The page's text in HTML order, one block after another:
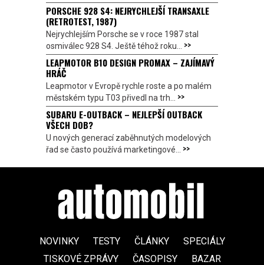
PORSCHE 928 S4: NEJRYCHLEJŠÍ TRANSAXLE
(RETROTEST, 1987)
Nejrychlejším Porsche se v roce 1987 stal
osmiválec 928 S4. Ještě téhož roku... >>
LEAPMOTOR B10 DESIGN PROMAX – ZAJÍMAVÝ
HRÁČ
Leapmotor v Evropě rychle roste a po malém
městském typu T03 přivedl na trh... >>
SUBARU E-OUTBACK – NEJLEPŠÍ OUTBACK
VŠECH DOB?
U nových generací zaběhnutých modelových
řad se často používá marketingové... >>
NOVINKY TESTY ČLÁNKY
SPECIÁLY
TISKOVÉ ZPRÁVY
ČASOPISY BAZAR